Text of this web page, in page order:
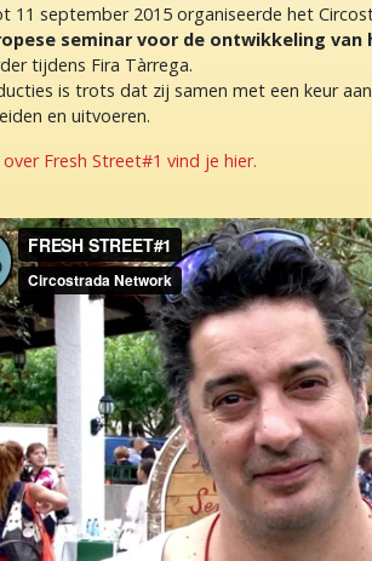
11 september 2015 organiseerde het
seminar voor de ontwikkeling
tijdens Fira Tàrrega.
is trots dat zij samen met een keur
en uitvoeren.
Fresh Street#1 vind je hier.